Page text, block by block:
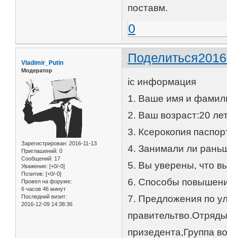
поставм.
0
Поделиться
Vladimir_Putin
Модератор
Зарегистрирован: 2016-11-13
Приглашений: 0
Сообщений: 17
Уважение: [+0/-0]
Позитив: [+0/-0]
Провел на форуме:
6 часов 46 минут
Последний визит:
2016-12-09 14:38:36
ic информация
1. Ваше имя и
2. Ваш возраст:20
3. Ксерокопия
4. Занимали ли
5. Вы уверены, что
6. Способы
7. Предложения по
призедента,Группа